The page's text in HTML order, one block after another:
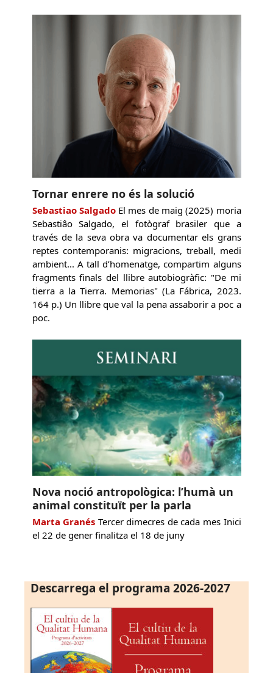
Tornar enrere no és la solució
Sebastiao SalgadoEl mes de maig (2025) moria
Sebastiâo Salgado, el fotògraf brasiler que a
través de la seva obra va documentar els grans
reptes contemporanis: migracions, treball, medi
ambient... A tall d’homenatge, compartim alguns
fragments finals del llibre autobiogràfic: "De mi
tierra a la Tierra. Memorias" (La Fábrica, 2023.
164 p.) Un llibre que val la pena assaborir a poc a
poc.
Nova noció antropològica: l’humà un
animal constituït per la parla
Marta Granés Tercer dimecres de cada mes Inici
el 22 de gener finalitza el 18 de juny
Descarrega el programa 2026-2027